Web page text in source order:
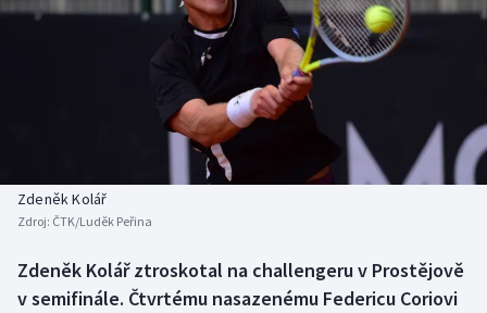
Biatlon
Box
Aplikace ČT sport
Zdeněk Kolář
Zdroj: ČTK/Luděk Peřina
Zdeněk Kolář ztroskotal na challengeru v Prostějově
v semifinále. Čtvrtému nasazenému Federicu Coriovi